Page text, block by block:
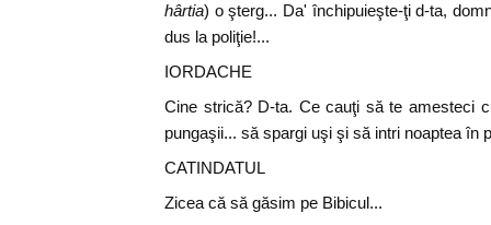
hârtia) o şterg... Da' închipuieşte-ţi d-ta,
dus la poliţie!...
IORDACHE
Cine strică? D-ta. Ce cauţi să te amesteci
pungaşii... să spargi uşi şi să intri noaptea în
CATINDATUL
Zicea că să găsim pe Bibicul...